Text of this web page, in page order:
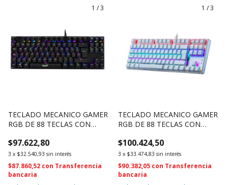
1 /3
TECLADO MECANICO GAMER
RGB DE 88 TECLAS CON
(4692)
$97.622,80
3 x $32.540,93 sin interés
$87.860,52 con Transferencia
bancaria
1 /3
TECLADO MECANICO GAMER
RGB DE 88 TECLAS CON
(4693)
$100.424,50
3 x $33.474,83 sin interés
$90.382,05 con Transferencia
bancaria